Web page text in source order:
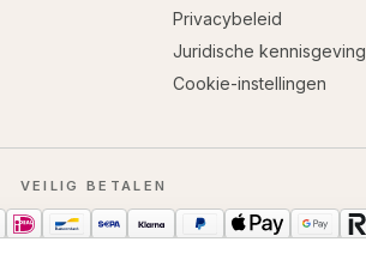
Privacybeleid
Juridische kennisgeving
Cookie-instellingen
VEILIG BETALEN